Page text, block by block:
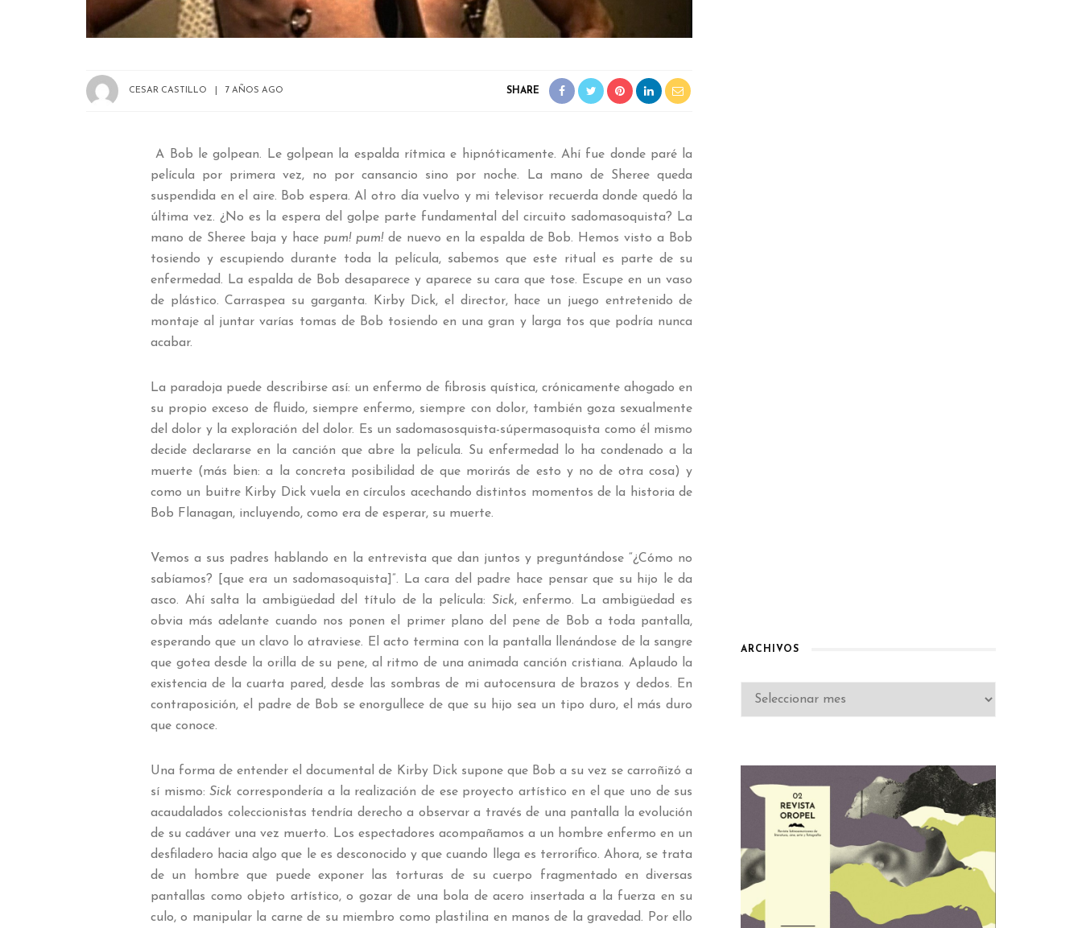
CESAR CASTILLO 7 AÑOS AGO SHARE
A Bob le golpean. Le golpean la espalda rítmica e hipnóticamente. Ahí fue donde paré la
película por primera vez, no por cansancio sino por noche. La mano de Sheree queda
suspendida en el aire. Bob espera. Al otro día vuelvo y mi televisor recuerda donde quedó la
última vez. ¿No es la espera del golpe parte fundamental del circuito sadomasoquista? La
mano de Sheree baja y hace pum! pum!de nuevo en la espalda de Bob. Hemos visto a Bob
tosiendo y escupiendo durante toda la película, sabemos que este ritual es parte de su
enfermedad. La espalda de Bob desaparece y aparece su cara que tose. Escupe en un vaso
de plástico. Carraspea su garganta. Kirby Dick, el director, hace un juego entretenido de
montaje al juntar varías tomas de Bob tosiendo en una gran y larga tos que podría nunca
acabar.
La paradoja puede describirse así: un enfermo de fibrosis quística, crónicamente ahogado en
su propio exceso de fluido, siempre enfermo, siempre con dolor, también goza sexualmente
del dolor y la exploración del dolor. Es un sadomasosquista-súpermasoquista como él mismo
decide declararse en la canción que abre la película. Su enfermedad lo ha condenado a la
muerte (más bien: a la concreta posibilidad de que morirás de esto y no de otra cosa) y
como un buitre Kirby Dick vuela en círculos acechando distintos momentos de la historia de
Bob Flanagan, incluyendo, como era de esperar, su muerte.
Vemos a sus padres hablando en la entrevista que dan juntos y preguntándose “¿Cómo no
sabíamos? [que era un sadomasoquista]”. La cara del padre hace pensar que su hijo le da
asco. Ahí salta la ambigüedad del título de la película: Sick, enfermo. La ambigüedad es
obvia más adelante cuando nos ponen el primer plano del pene de Bob a toda pantalla,
esperando que un clavo lo atraviese. El acto termina con la pantalla llenándose de la sangre
que gotea desde la orilla de su pene, al ritmo de una animada canción cristiana. Aplaudo la
existencia de la cuarta pared, desde las sombras de mi autocensura de brazos y dedos. En
contraposición, el padre de Bob se enorgullece de que su hijo sea un tipo duro, el más duro
que conoce.
Una forma de entender el documental de Kirby Dick supone que Bob a su vez se carroñizó a
sí mismo:Sick correspondería a la realización de ese proyecto artístico en el que uno de sus
acaudalados coleccionistas tendría derecho a observar a través de una pantalla la evolución
de su cadáver una vez muerto. Los espectadores acompañamos a un hombre enfermo en un
desfiladero hacia algo que le es desconocido y que cuando llega es terrorífico. Ahora, se trata
de un hombre que puede exponer las torturas de su cuerpo fragmentado en diversas
pantallas como objeto artístico, o gozar de una bola de acero insertada a la fuerza en su
culo, o manipular la carne de su miembro como plastilina en manos de la gravedad. Por ello
ARCHIVOS